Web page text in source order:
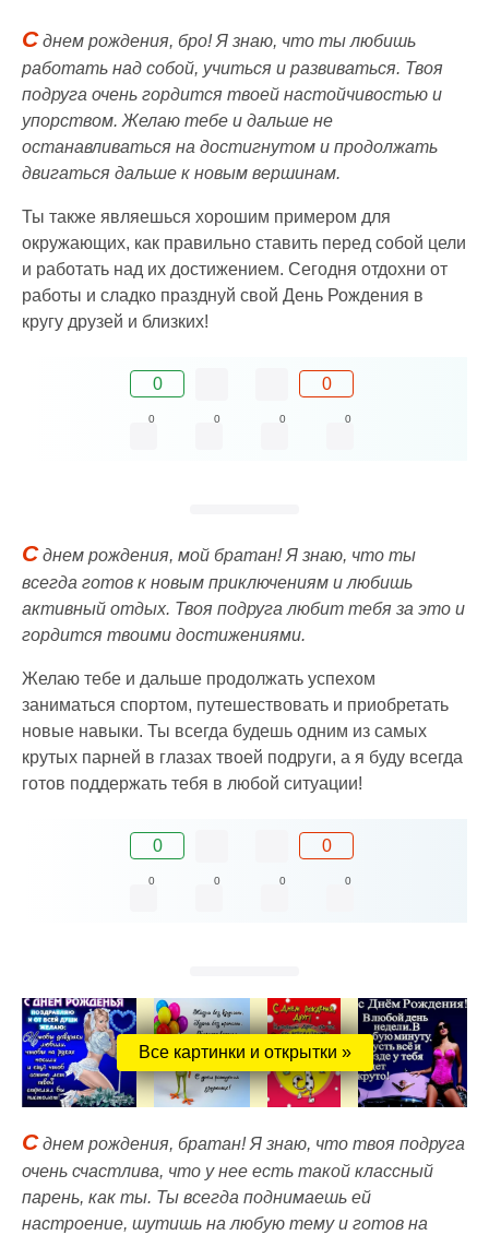
Сднем рождения, бро! Я знаю, что ты любишь
работать над собой, учиться и развиваться. Твоя
подруга очень гордится твоей настойчивостью и
упорством. Желаю тебе и дальше не
останавливаться на достигнутом и продолжать
двигаться дальше к новым вершинам.
Ты также являешься хорошим примером для
окружающих, как правильно ставить перед собой цели
и работать над их достижением. Сегодня отдохни от
работы и сладко празднуй свой День Рождения в
кругу друзей и близких!
0 0
0 0 0 0
Сднем рождения, мой братан! Я знаю, что ты
всегда готов к новым приключениям и любишь
активный отдых. Твоя подруга любит тебя за это и
гордится твоими достижениями.
Желаю тебе и дальше продолжать успехом
заниматься спортом, путешествовать и приобретать
новые навыки. Ты всегда будешь одним из самых
крутых парней в глазах твоей подруги, а я буду всегда
готов поддержать тебя в любой ситуации!
0 0
0 0 0 0
Все картинки и открытки »
Сднем рождения, братан! Я знаю, что твоя подруга
очень счастлива, что у нее есть такой классный
парень, как ты. Ты всегда поднимаешь ей
настроение, шутишь на любую тему и готов на